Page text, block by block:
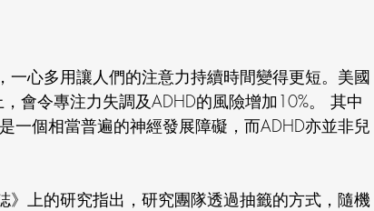
心多用讓人們的注意力持續時間變得更短。美國
會令專注力失調及ADHD的風險增加10%。 其中
一個相當普遍的神經發展障礙，而ADHD亦並非兒
上的研究指出，研究團隊透過抽籤的方式，隨機